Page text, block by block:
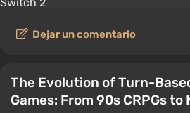
Dejar un comentario
The Evolution of Turn-
Games: From 90s CRPGs